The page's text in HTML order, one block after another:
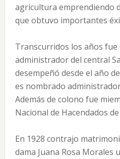
agricultura emprendiendo
que obtuvo importantes
Transcurridos los años
administrador del central
desempeñó desde el año
es nombrado
Además de colono fue
Nacional de Hacendados
En 1928 contrajo
dama Juana Rosa Morales